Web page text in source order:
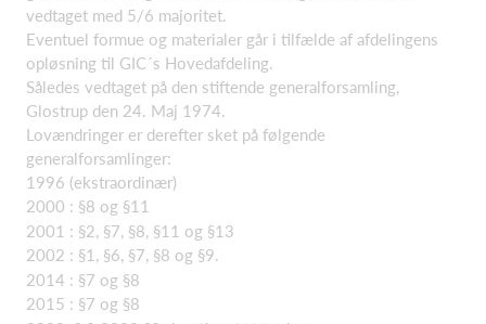
vedtaget med 5/6 majoritet.
Eventuel formue og materialer går i tilfælde af afdelingens
opløsning til GIC´s Hovedafdeling.
Således vedtaget på den stiftende generalforsamling,
Glostrup den 24. Maj 1974.
Lovændringer er derefter sket på følgende
generalforsamlinger:
1996 (ekstraordinær)
2000 : §8 og §11
2001 : §2, §7, §8, §11 og §13
2002 : §1, §6, §7, §8 og §9.
2014 : §7 og §8
2015 : §7 og §8